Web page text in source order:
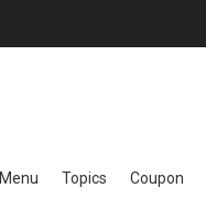
Menu Topics Coupon